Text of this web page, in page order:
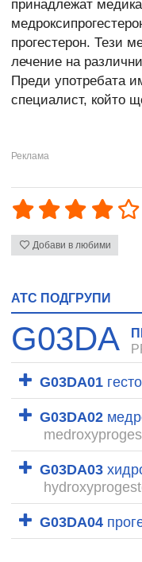
принадлежат
прогестерон. Тези
лечение на
Преди употребата
специалист, който
Добави в любими
ATC ПОДГРУПИ
G03DA
G03DA01
G03DA02
G03DA03
G03DA04